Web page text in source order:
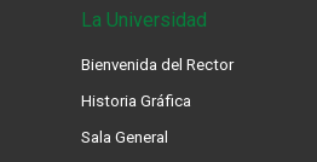
La Universidad
Bienvenida del Rector
Historia Gráfica
Sala General